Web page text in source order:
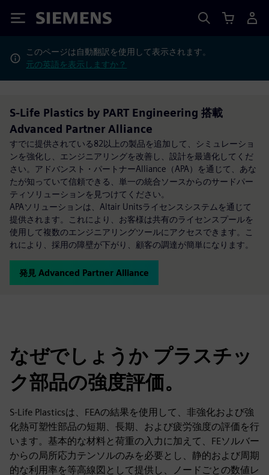
Siemens
このページは自動翻訳を使用して表示されます。
元の英語を表示しますか？
S-Life Plastics by PART Engineering 搭載
Advanced Partner Alliance
すでに提供されている82以上の製品を追加して、シミュレーショ
ンを強化し、エンジニアリングを改善し、設計を最適化してくだ
さい。アドバンスト・パートナーAlliance（APA）を通じて、あな
たが知っていて信頼できる、単一の統合ソースからのサードパー
ティソリューションを見つけてください。
APAソリューションは、Altair Unitsライセンスシステムを通じて
提供されます。これにより、お客様は共有のライセンスプールを
使用して複数のエンジニアリングツールにアクセスできます。こ
れにより、採用の障壁が下がり、顧客の調達が簡単になります。
発見 Advanced Partner Alliance
なぜでしょうか プラスチッ
ク部品の強度評価。
S-Life Plasticsは、FEAの結果を使用して、非強化および強
化熱可塑性部品の短期、長期、および疲労強度の評価を行
います。基本的な材料と荷重の入力に加えて、FEソルバー
からの局所応力テンソルのみを必要とし、静的および周期
的な利用率を等高線図として提供し、ノードごとの数値レ